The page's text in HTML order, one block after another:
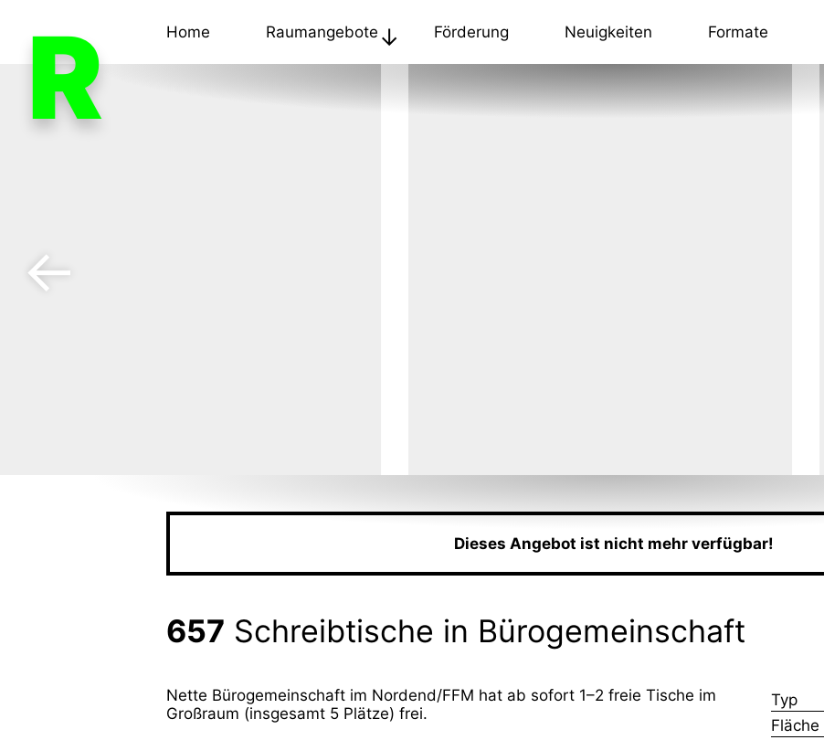
R Home Raumangebote Förderung Neuigkeiten Formate
Dieses Angebot ist nicht mehr verfügbar!
657 Schreibtische in Bürogemeinschaft
Nette Bürogemeinschaft im Nordend/FFM hat ab sofort 1–2 freie Tische im
Großraum (insgesamt 5 Plätze) frei.
Typ
Fläche